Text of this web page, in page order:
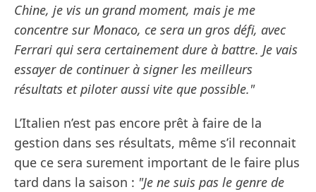
Chine, je vis un grand moment, mais je me
concentre sur Monaco, ce sera un gros défi, avec
Ferrari qui sera certainement dure à battre. Je vais
essayer de continuer à signer les meilleurs
résultats et piloter aussi vite que possible."
L’Italien n’est pas encore prêt à faire de la
gestion dans ses résultats, même s’il reconnait
que ce sera surement important de le faire plus
tard dans la saison : "Je ne suis pas le genre de